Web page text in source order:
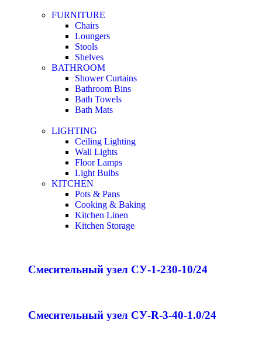
FURNITURE
Chairs
Loungers
Stools
Shelves
BATHROOM
Shower Curtains
Bathroom Bins
Bath Towels
Bath Mats
LIGHTING
Ceiling Lighting
Wall Lights
Floor Lamps
Light Bulbs
KITCHEN
Pots & Pans
Cooking & Baking
Kitchen Linen
Kitchen Storage
Смесительный узел СУ-1-230-10/24
Смесительный узел СУ-R-3-40-1.0/24